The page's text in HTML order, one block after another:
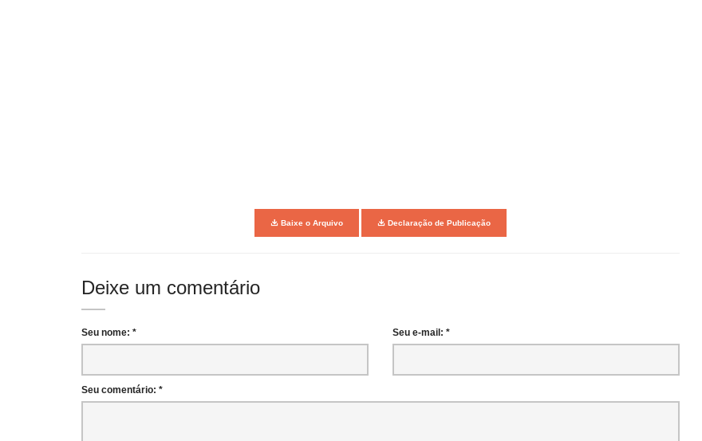
Baixe o Arquivo Declaração de Publicação
Deixe um comentário
Seu nome: * Seu e-mail: *
Seu comentário: *